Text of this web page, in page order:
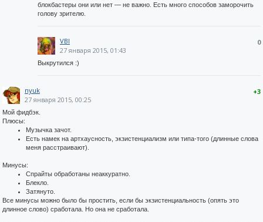
блокбастеры они или нет — не важно. Есть много способов заморочить
голову зрителю.
0
VBI
27 января 2015, 01:43
Выкрутился :)
+3
nyuk
27 января 2015, 00:25
Мой фидбэк.
Плюсы:
Музычка зачот.
Есть намек на артхаусность, экзистенциализм или типа-того (длинные слова
меня расстраивают).
Минусы:
Спрайты обработаны неаккуратно.
Блекло.
Затянуто.
Все минусы можно было бы простить, если бы экзистенциальность (опять это
длинное слово) сработала. Но она не сработала.